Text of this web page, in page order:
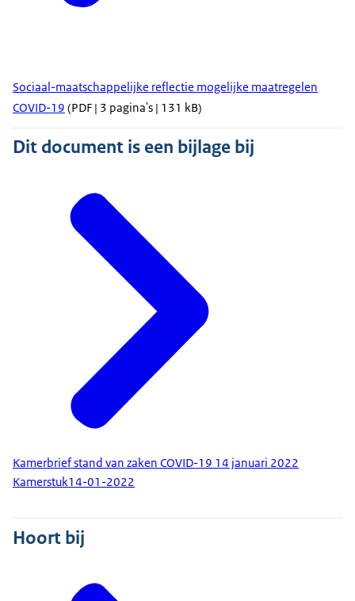
Sociaal-maatschappelijke reflectie mogelijke maatregelen
COVID-19 (PDF | 3 pagina's | 131 kB)
Dit document is een bijlage bij
Kamerbrief stand van zaken COVID-19 14 januari 2022
Kamerstuk14-01-2022
Hoort bij